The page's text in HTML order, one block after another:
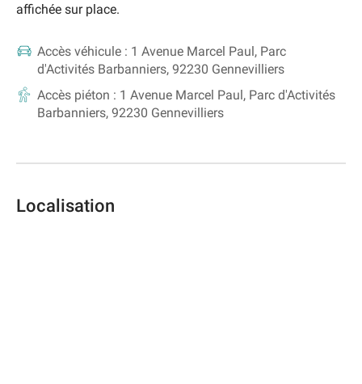
affichée sur place.
Accès véhicule : 1 Avenue Marcel Paul, Parc
d'Activités Barbanniers, 92230 Gennevilliers
Accès piéton : 1 Avenue Marcel Paul, Parc d'Activités
Barbanniers, 92230 Gennevilliers
Localisation